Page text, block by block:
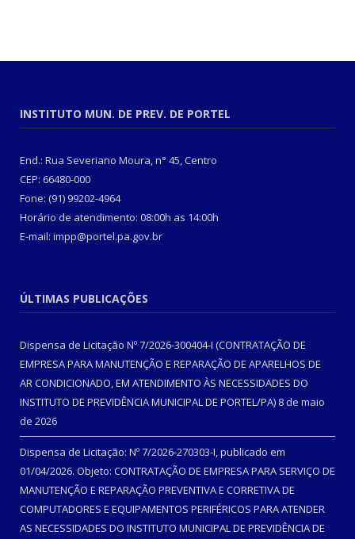
INSTITUTO MUN. DE PREV. DE PORTEL
End.: Rua Severiano Moura, n° 45, Centro
CEP: 66480-000
Fone: (91) 99202-4964
Horário de atendimento: 08:00h as 14:00h
E-mail: impp@portel.pa.gov.br
ÚLTIMAS PUBLICAÇÕES
Dispensa de Licitação Nº 7/2026-300404-I (CONTRATAÇÃO DE
EMPRESA PARA MANUTENÇÃO E REPARAÇÃO DE APARELHOS DE
AR CONDICIONADO, EM ATENDIMENTO ÀS NECESSIDADES DO
INSTITUTO DE PREVIDÊNCIA MUNICIPAL DE PORTEL/PA) 8 de maio
de 2026
Dispensa de Licitação: Nº 7/2026-270303-I, publicado em
01/04/2026. Objeto: CONTRATAÇÃO DE EMPRESA PARA SERVIÇO DE
MANUTENÇÃO E REPARAÇÃO PREVENTIVA E CORRETIVA DE
COMPUTADORES E EQUIPAMENTOS PERIFÉRICOS PARA ATENDER
AS NECESSIDADES DO INSTITUTO MUNICIPAL DE PREVIDÊNCIA DE